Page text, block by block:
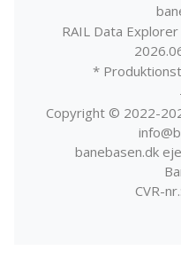
RAIL Data
*
Copyright © 2022-
banebasen.dk
CVR-